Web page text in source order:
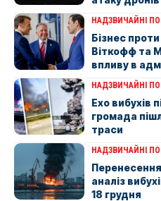
НАДЗВИЧАЙНІ
Бізнес
Віткофф та
впливу в
НАДЗВИЧАЙНІ
Ехо вибухів
громада
траси
НАДЗВИЧАЙНІ
аналіз
18 грудня